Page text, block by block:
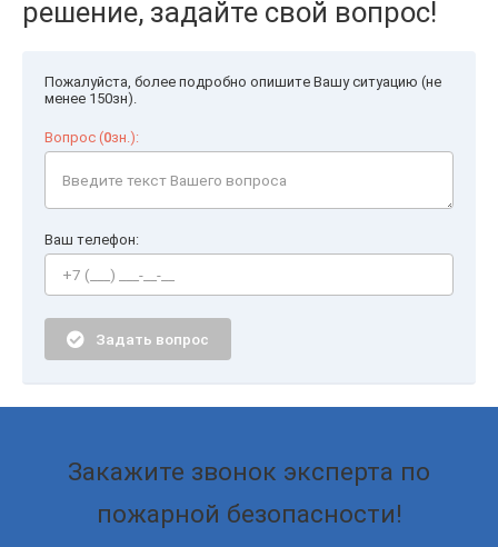
решение, задайте свой вопрос!
Пожалуйста, более подробно опишите Вашу ситуацию (не
менее 150зн).
Вопрос (0зн.):
Ваш телефон:
Задать вопрос
Закажите звонок эксперта по
пожарной безопасности!